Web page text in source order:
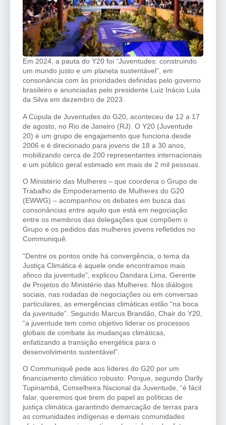
Em 2024, a pauta do Y20 foi “Juventudes: construindo
um mundo justo e um planeta sustentável”, em
consonância com às prioridades definidas pelo governo
brasileiro e anunciadas pelo presidente Luiz Inácio Lula
da Silva em dezembro de 2023.
A Cúpula de Juventudes do G20, aconteceu de 12 a 17
de agosto, no Rio de Janeiro (RJ). O Y20 (Juventude
20) é um grupo de engajamento que funciona desde
2006 e é direcionado para jovens de 18 a 30 anos,
mobilizando cerca de 200 representantes internacionais
e um público geral estimado em mais de 2 mil pessoas.
O Ministério das Mulheres – que coordena o Grupo de
Trabalho de Empoderamento de Mulheres do G20
(EWWG) – acompanhou os debates em busca das
consonâncias entre aquilo que está em negociação
entre os membros das delegações que compõem o
Grupo e os pedidos das mulheres jovens refletidos no
Communiquê.
“Dentre os pontos onde há convergência, o tema da
Justiça Climática é aquele onde encontramos mais
afinco da juventude”, explicou Dandara Lima, Gerente
de Projetos do Ministério das Mulheres. Nos diálogos
sociais, nas rodadas de negociações ou em conversas
particulares, as emergências climáticas estão “na boca
da juventude”. Segundo Marcus Brandão, Chair do Y20,
“a juventude tem como objetivo liderar os processos
globais de combate às mudanças climáticas,
enfatizando a transição energética para o
desenvolvimento sustentável”.
O Communiquê pede aos líderes do G20 por um
financiamento climático robusto. Porque, segundo Darlly
Tupinambá, Conselheira Nacional da Juventude, “é fácil
falar, queremos que tirem do papel as políticas de
justiça climática garantindo demarcação de terras para
as comunidades indígenas e demais comunidades